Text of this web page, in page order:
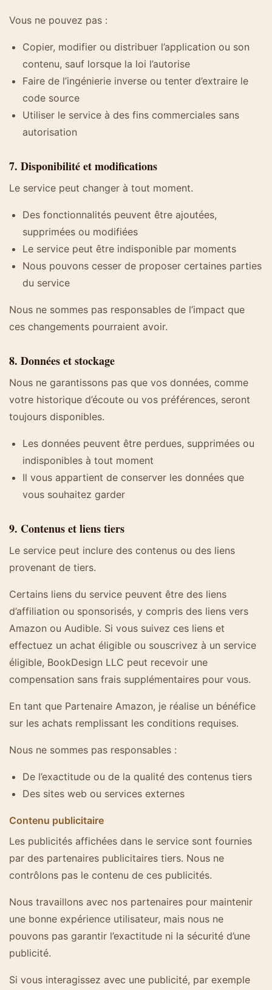
Vous ne pouvez pas :
Copier, modifier ou distribuer l’application ou son
contenu, sauf lorsque la loi l’autorise
Faire de l’ingénierie inverse ou tenter d’extraire le
code source
Utiliser le service à des fins commerciales sans
autorisation
7. Disponibilité et modifications
Le service peut changer à tout moment.
Des fonctionnalités peuvent être ajoutées,
supprimées ou modifiées
Le service peut être indisponible par moments
Nous pouvons cesser de proposer certaines parties
du service
Nous ne sommes pas responsables de l’impact que
ces changements pourraient avoir.
8. Données et stockage
Nous ne garantissons pas que vos données, comme
votre historique d’écoute ou vos préférences, seront
toujours disponibles.
Les données peuvent être perdues, supprimées ou
indisponibles à tout moment
Il vous appartient de conserver les données que
vous souhaitez garder
9. Contenus et liens tiers
Le service peut inclure des contenus ou des liens
provenant de tiers.
Certains liens du service peuvent être des liens
d’affiliation ou sponsorisés, y compris des liens vers
Amazon ou Audible. Si vous suivez ces liens et
effectuez un achat éligible ou souscrivez à un service
éligible, BookDesign LLC peut recevoir une
compensation sans frais supplémentaires pour vous.
En tant que Partenaire Amazon, je réalise un bénéfice
sur les achats remplissant les conditions requises.
Nous ne sommes pas responsables :
De l’exactitude ou de la qualité des contenus tiers
Des sites web ou services externes
Contenu publicitaire
Les publicités affichées dans le service sont fournies
par des partenaires publicitaires tiers. Nous ne
contrôlons pas le contenu de ces publicités.
Nous travaillons avec nos partenaires pour maintenir
une bonne expérience utilisateur, mais nous ne
pouvons pas garantir l’exactitude ni la sécurité d’une
publicité.
Si vous interagissez avec une publicité, par exemple